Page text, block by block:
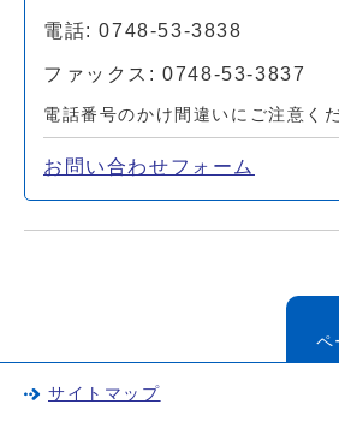
電話: 0748-53-3838
ファックス: 0748-53-3837
電話番号のかけ間違いにご注意く
お問い合わせフォーム
ペ
サイトマップ